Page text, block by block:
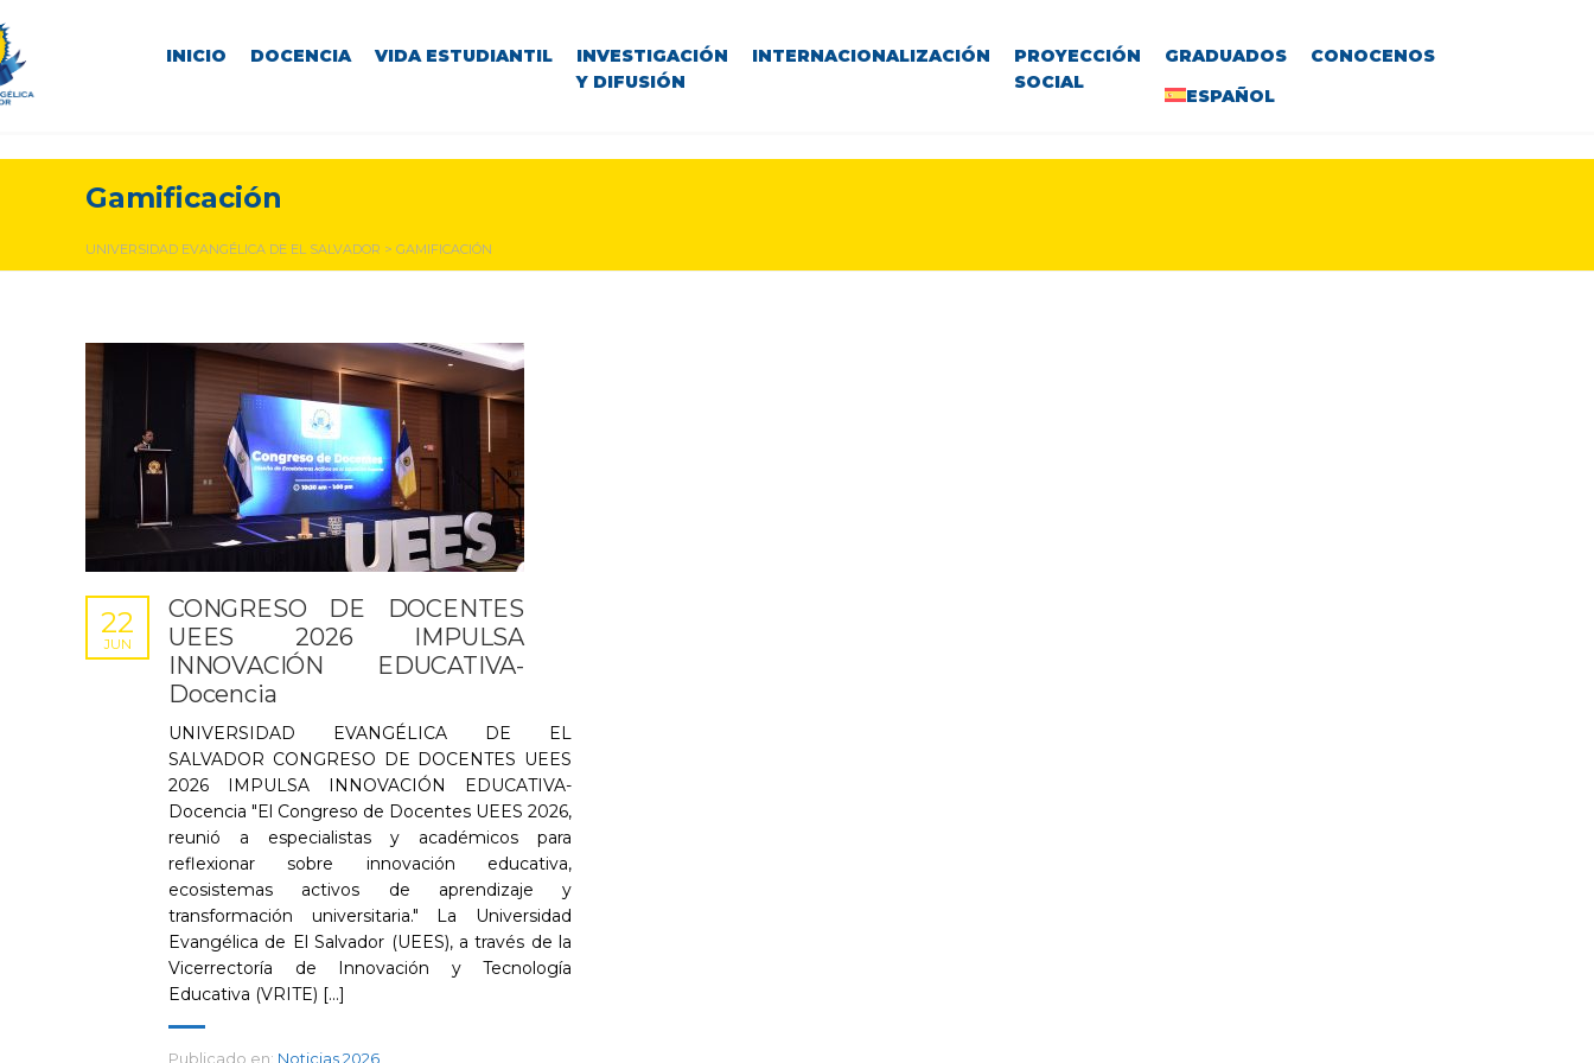
INICIO DOCENCIA VIDA ESTUDIANTIL
INVESTIGACIÓN
Y DIFUSIÓN
INTERNACIONALIZACIÓN
PROYECCIÓN
SOCIAL
GRADUADOS
CONOCENOS
ESPAÑOL
Gamificación
UNIVERSIDAD EVANGÉLICA DE EL SALVADOR > GAMIFICACIÓN
CONGRESO DE DOCENTES
UEES 2026 IMPULSA
INNOVACIÓN EDUCATIVA-
Docencia
22
JUN
UNIVERSIDAD EVANGÉLICA DE EL
SALVADOR CONGRESO DE DOCENTES UEES
2026 IMPULSA INNOVACIÓN EDUCATIVA-
Docencia "El Congreso de Docentes UEES 2026,
reunió a especialistas y académicos para
reflexionar sobre innovación educativa,
ecosistemas activos de aprendizaje y
transformación universitaria." La Universidad
Evangélica de El Salvador (UEES), a través de la
Vicerrectoría de Innovación y Tecnología
Educativa (VRITE) [...]
Publicado en: Noticias 2026